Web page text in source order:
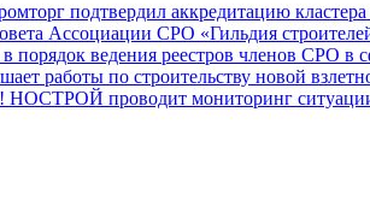
подтвердил аккредитацию кластера
Ассоциации СРО «Гильдия
порядок ведения реестров членов СРО в
работы по строительству новой
проводит мониторинг ситуации